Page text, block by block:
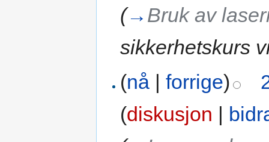
(→ Bruk av
sikkerhetskurs
(nå |forrige)
(diskusjon |